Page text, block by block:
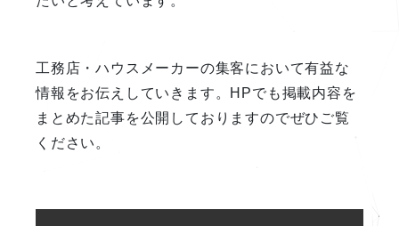
工務店・ハウスメーカーの集客において有益な
情報をお伝えしていきます。HPでも掲載内容を
まとめた記事を公開しておりますのでぜひご覧
ください。